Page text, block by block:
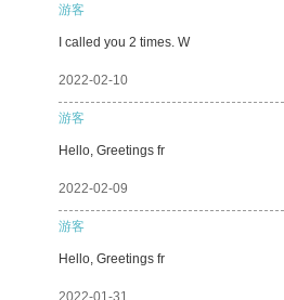
游客
I called you 2 times. W
2022-02-10
游客
Hello, Greetings fr
2022-02-09
游客
Hello, Greetings fr
2022-01-31